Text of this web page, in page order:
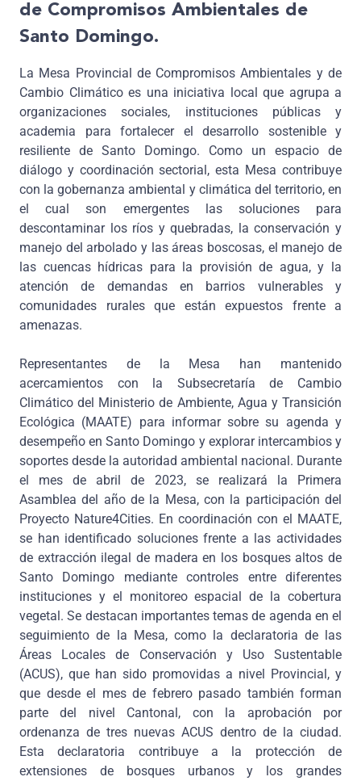
de Compromisos Ambientales de
Santo Domingo.
La Mesa Provincial de Compromisos Ambientales y de
Cambio Climático es una iniciativa local que agrupa a
organizaciones sociales, instituciones públicas y
academia para fortalecer el desarrollo sostenible y
resiliente de Santo Domingo. Como un espacio de
diálogo y coordinación sectorial, esta Mesa contribuye
con la gobernanza ambiental y climática del territorio, en
el cual son emergentes las soluciones para
descontaminar los ríos y quebradas, la conservación y
manejo del arbolado y las áreas boscosas, el manejo de
las cuencas hídricas para la provisión de agua, y la
atención de demandas en barrios vulnerables y
comunidades rurales que están expuestos frente a
amenazas.
Representantes de la Mesa han mantenido
acercamientos con la Subsecretaría de Cambio
Climático del Ministerio de Ambiente, Agua y Transición
Ecológica (MAATE) para informar sobre su agenda y
desempeño en Santo Domingo y explorar intercambios y
soportes desde la autoridad ambiental nacional. Durante
el mes de abril de 2023, se realizará la Primera
Asamblea del año de la Mesa, con la participación del
Proyecto Nature4Cities. En coordinación con el MAATE,
se han identificado soluciones frente a las actividades
de extracción ilegal de madera en los bosques altos de
Santo Domingo mediante controles entre diferentes
instituciones y el monitoreo espacial de la cobertura
vegetal. Se destacan importantes temas de agenda en el
seguimiento de la Mesa, como la declaratoria de las
Áreas Locales de Conservación y Uso Sustentable
(ACUS), que han sido promovidas a nivel Provincial, y
que desde el mes de febrero pasado también forman
parte del nivel Cantonal, con la aprobación por
ordenanza de tres nuevas ACUS dentro de la ciudad.
Esta declaratoria contribuye a la protección de
extensiones de bosques urbanos y los grandes